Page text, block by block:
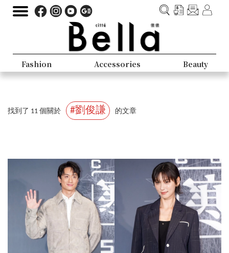
Fashion Accessories Beauty
找到了 11 個關於 #劉俊謙 的文章